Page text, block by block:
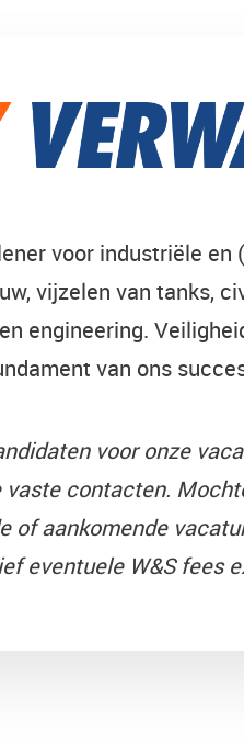
voor industriële
vijzelen van tanks,
engineering.
van ons
voor onze
vaste contacten.
of aankomende
eventuele W&S fees